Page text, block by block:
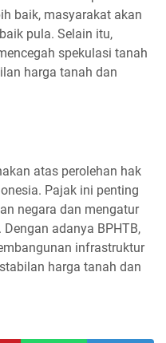
baik, masyarakat akan
pula. Selain itu,
spekulasi tanah
harga tanah dan
atas perolehan hak
Pajak ini penting
negara dan mengatur
adanya BPHTB,
infrastruktur
harga tanah dan